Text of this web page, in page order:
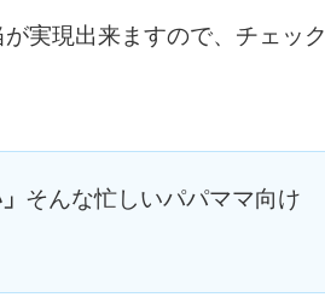
実現出来ますので、チェック
そんな忙しいパパママ向け